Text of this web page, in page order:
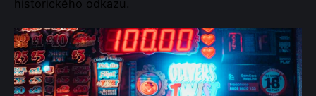
historického odkazu.